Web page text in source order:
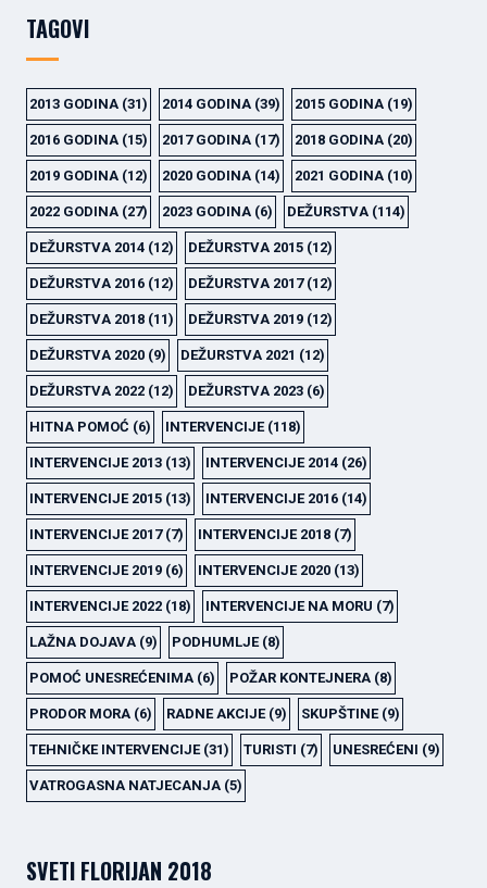
TAGOVI
2013 GODINA (31) 2014 GODINA (39) 2015 GODINA (19)
2016 GODINA (15) 2017 GODINA (17) 2018 GODINA (20)
2019 GODINA (12) 2020 GODINA (14) 2021 GODINA (10)
2022 GODINA (27) 2023 GODINA (6) DEŽURSTVA (114)
DEŽURSTVA 2014 (12) DEŽURSTVA 2015 (12)
DEŽURSTVA 2016 (12) DEŽURSTVA 2017(12)
DEŽURSTVA 2018 (11) DEŽURSTVA 2019 (12)
DEŽURSTVA 2020 (9) DEŽURSTVA 2021 (12)
DEŽURSTVA 2022 (12) DEŽURSTVA 2023 (6)
HITNA POMOĆ (6) INTERVENCIJE(118)
INTERVENCIJE 2013 (13) INTERVENCIJE 2014 (26)
INTERVENCIJE 2015 (13) INTERVENCIJE 2016 (14)
INTERVENCIJE 2017(7) INTERVENCIJE 2018 (7)
INTERVENCIJE 2019 (6) INTERVENCIJE 2020 (13)
INTERVENCIJE 2022 (18) INTERVENCIJE NA MORU (7)
LAŽNA DOJAVA (9) PODHUMLJE(8)
POMOĆ UNESREĆENIMA (6) POŽAR KONTEJNERA (8)
PRODOR MORA (6) RADNE AKCIJE(9) SKUPŠTINE(9)
TEHNIČKE INTERVENCIJE(31) TURISTI (7) UNESREĆENI (9)
VATROGASNA NATJECANJA (5)
SVETI FLORIJAN 2018